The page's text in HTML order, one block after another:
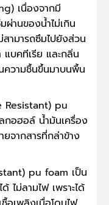
เนื่องจากมี
านของน้ำไม่เกิน
สามารถซึมไปยังส่วน
แบคทีเรีย และกลิ่น
ความชื้นขึ้นมาบนพื้น
Resistant) pu
กอฮอล์ น้ำมันเครื่อง
ยจากสารที่กล่าข้าง
pu foam เป็น
ไม่ลามไฟ เพราะได้